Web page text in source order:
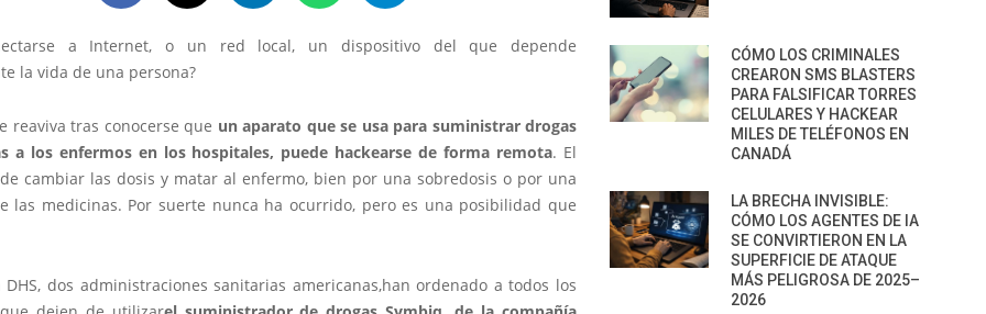
a Internet, o un red local, un dispositivo del que depende
la vida de una persona?
reaviva tras conocerse que un aparato que se usa para suministrar drogas
a los enfermos en los hospitales, puede hackearse de forma remota. El
cambiar las dosis y matar al enfermo, bien por una sobredosis o por una
las medicinas. Por suerte nunca ha ocurrido, pero es una posibilidad que
DHS, dos administraciones sanitarias americanas,han ordenado a todos los
CÓMO LOS CRIMINALES
CREARON SMS BLASTERS
PARA FALSIFICAR TORRES
CELULARES Y HACKEAR
MILES DE TELÉFONOS EN
CANADÁ
LA BRECHA INVISIBLE:
CÓMO LOS AGENTES DE IA
SE CONVIRTIERON EN LA
SUPERFICIE DE ATAQUE
MÁS PELIGROSA DE 2025–
2026